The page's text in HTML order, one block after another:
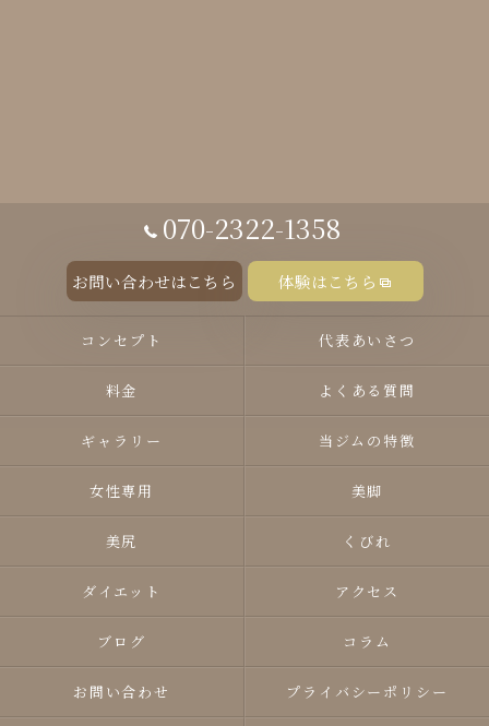
070-2322-1358
お問い合わせはこちら 体験はこちら
コンセプト 代表あいさつ
料金 よくある質問
ギャラリー 当ジムの特徴
女性専用 美脚
美尻 くびれ
ダイエット アクセス
ブログ コラム
お問い合わせ プライバシーポリシー